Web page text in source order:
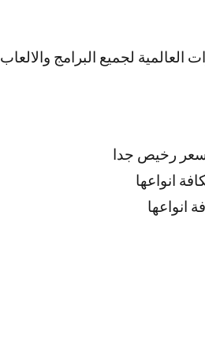
لجميع البرامج والالعاب
رخيص جدا
انواعها
انواعها